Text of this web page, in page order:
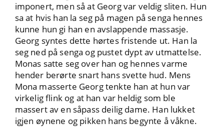
imponert, men så at Georg var veldig sliten. Hun
sa at hvis han la seg på magen på senga hennes
kunne hun gi han en avslappende massasje.
Georg syntes dette hørtes fristende ut. Han la
seg ned på senga og pustet dypt av utmattelse.
Monas satte seg over han og hennes varme
hender berørte snart hans svette hud. Mens
Mona masserte Georg tenkte han at hun var
virkelig flink og at han var heldig som ble
massert av en såpass deilig dame. Han lukket
igjen øynene og pikken hans begynte å våkne.